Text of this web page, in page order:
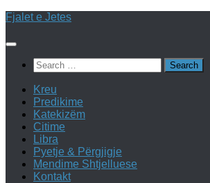
Skip
content
Fjalet e Jetes
Search
for:
Kreu
Predikime
Katekizëm
Citime
Libra
Pyetje & Përgjigje
Mendime Shtjelluese
Kontakt